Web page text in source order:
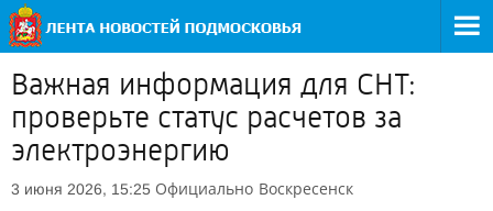
Важная информация для СНТ:
проверьте статус расчетов за
электроэнергию
3 июня 2026, 15:25 Официально Воскресенск